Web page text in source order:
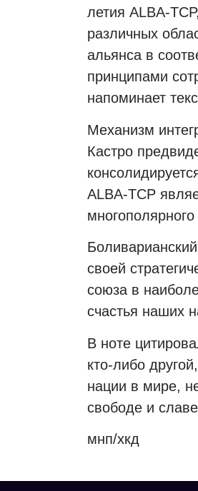
летия ALBA-
различных
альянса в
принципами
напоминает
Механизм
Кастро
ALBA-TCP
своей
союза в
счастья наших
В ноте
кто-либо
нации в мире,
свободе и
мнп/хкд